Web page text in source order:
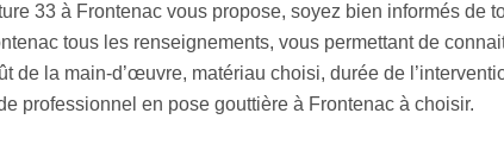
par les intempéries ou autres, ayez recours à notre
d’y apporter les solutions adéquates. Nos experts en
les équipements appropriés pour ce genre
Faites-nous confiance et profitez des résultats sûrs